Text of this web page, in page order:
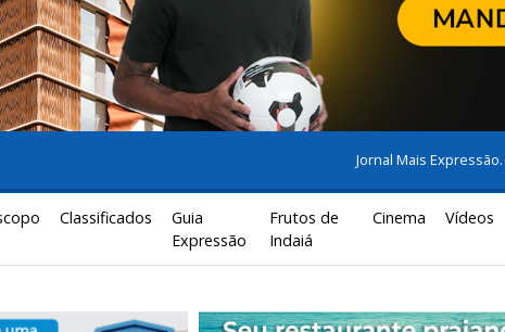
Jornal Mais Expressão.
Classificados
Guia
Expressão
Frutos de
Indaiá
Cinema Vídeos